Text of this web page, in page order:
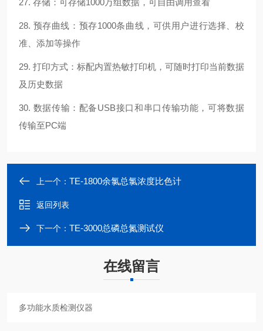
27. 存储：可存储1000万组数据，可自由调用查看
28. 预存曲线：预存1000条曲线，可供用户进行选择、校
准、添加等操作
29. 打印方式：标配内置热敏打印机，可随时打印当前数据
及历史数据
30. 数据传输：配备USB接口和串口传输功能，可将数据
传输至PC端
上一个： TE-1800余氯总氯浓度比色计
返回列表
下一个： TE-3000总磷总氮测试仪
在线留言